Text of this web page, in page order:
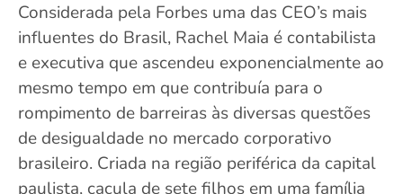
Considerada pela Forbes uma das CEO’s mais
influentes do Brasil, Rachel Maia é contabilista
e executiva que ascendeu exponencialmente ao
mesmo tempo em que contribuía para o
rompimento de barreiras às diversas questões
de desigualdade no mercado corporativo
brasileiro. Criada na região periférica da capital
paulista, caçula de sete filhos em uma família